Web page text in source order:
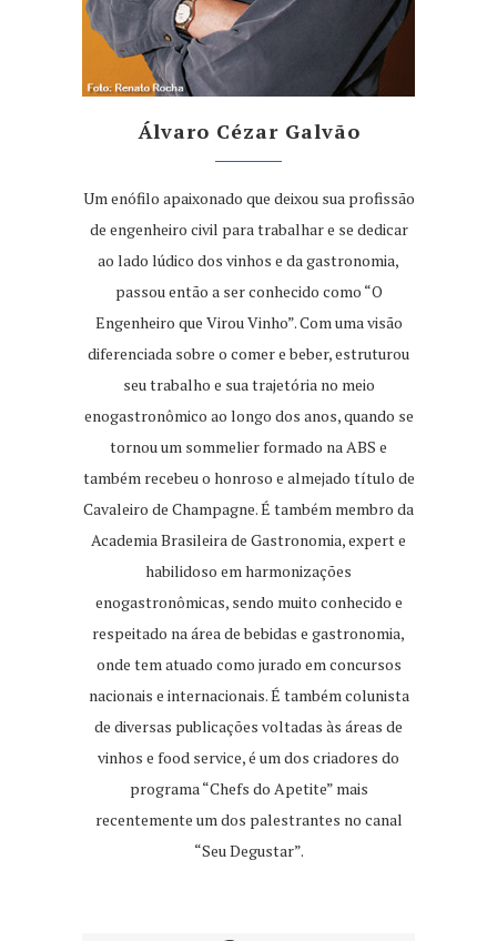
Álvaro Cézar Galvão
Um enófilo apaixonado que deixou sua profissão
de engenheiro civil para trabalhar e se dedicar
ao lado lúdico dos vinhos e da gastronomia,
passou então a ser conhecido como “O
Engenheiro que Virou Vinho”. Com uma visão
diferenciada sobre o comer e beber, estruturou
seu trabalho e sua trajetória no meio
enogastronômico ao longo dos anos, quando se
tornou um sommelier formado na ABS e
também recebeu o honroso e almejado título de
Cavaleiro de Champagne. É também membro da
Academia Brasileira de Gastronomia, expert e
habilidoso em harmonizações
enogastronômicas, sendo muito conhecido e
respeitado na área de bebidas e gastronomia,
onde tem atuado como jurado em concursos
nacionais e internacionais. É também colunista
de diversas publicações voltadas às áreas de
vinhos e food service, é um dos criadores do
programa “Chefs do Apetite” mais
recentemente um dos palestrantes no canal
“Seu Degustar”.